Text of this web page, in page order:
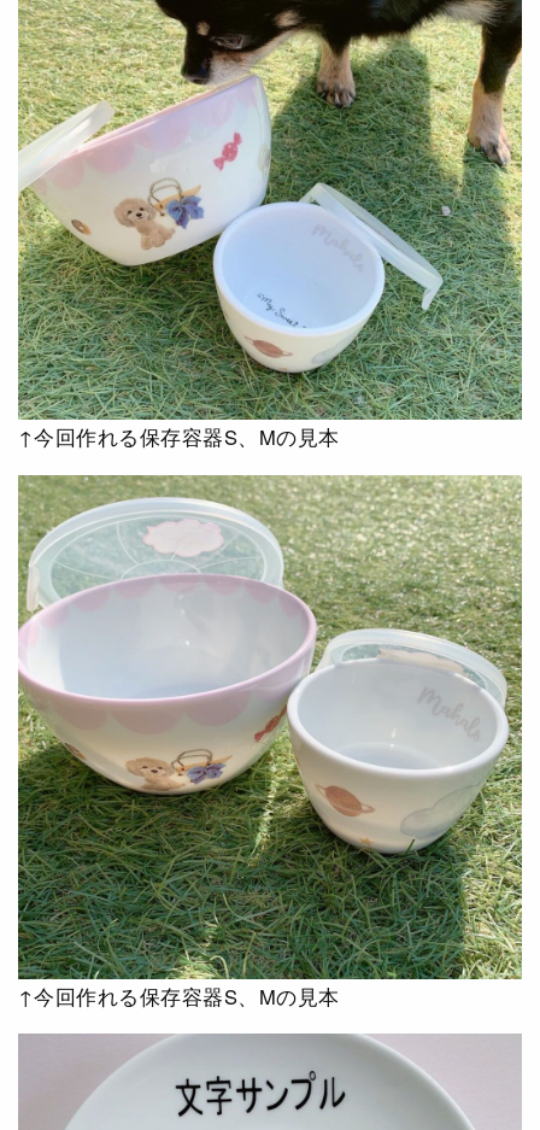
↑今回作れる保存容器S、Mの見本
↑今回作れる保存容器S、Mの見本